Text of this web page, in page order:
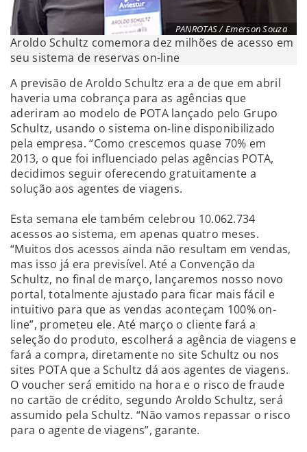
PANROTAS / Emerson Souza
Aroldo Schultz comemora dez milhões de acesso em
seu sistema de reservas on-line
A previsão de Aroldo Schultz era a de que em abril
haveria uma cobrança para as agências que
aderiram ao modelo de POTA lançado pelo Grupo
Schultz, usando o sistema on-line disponibilizado
pela empresa. “Como crescemos quase 70% em
2013, o que foi influenciado pelas agências POTA,
decidimos seguir oferecendo gratuitamente a
solução aos agentes de viagens.
Esta semana ele também celebrou 10.062.734
acessos ao sistema, em apenas quatro meses.
“Muitos dos acessos ainda não resultam em vendas,
mas isso já era previsível. Até a Convenção da
Schultz, no final de março, lançaremos nosso novo
portal, totalmente ajustado para ficar mais fácil e
intuitivo para que as vendas aconteçam 100% on-
line”, prometeu ele. Até março o cliente fará a
seleção do produto, escolherá a agência de viagens e
fará a compra, diretamente no site Schultz ou nos
sites POTA que a Schultz dá aos agentes de viagens.
O voucher será emitido na hora e o risco de fraude
no cartão de crédito, segundo Aroldo Schultz, será
assumido pela Schultz. “Não vamos repassar o risco
para o agente de viagens”, garante.